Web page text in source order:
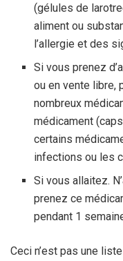
(gélules de
aliment ou
l’allergie et des
Si vous prenez
ou en vente libre,
nombreux
médicament
certains
infections ou les
Si vous allaitez.
prenez ce
pendant 1
Ceci n’est pas une